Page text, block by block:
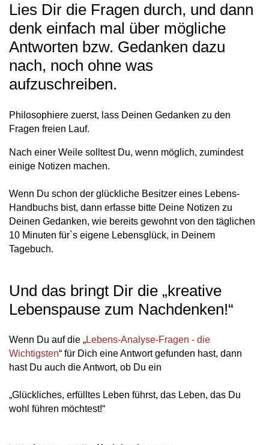
Lies Dir die Fragen durch, und dann
denk einfach mal über mögliche
Antworten bzw. Gedanken dazu
nach, noch ohne was
aufzuschreiben.
Philosophiere zuerst, lass Deinen Gedanken zu den
Fragen freien Lauf.
Nach einer Weile solltest Du, wenn möglich, zumindest
einige Notizen machen.
Wenn Du schon der glückliche Besitzer eines Lebens-
Handbuchs bist, dann erfasse bitte Deine Notizen zu
Deinen Gedanken, wie bereits gewohnt von den täglichen
10 Minuten für`s eigene Lebensglück, in Deinem
Tagebuch.
Und das bringt Dir die „kreative
Lebenspause zum Nachdenken!“
Wenn Du auf die „Lebens-Analyse-Fragen - die
Wichtigsten“ für Dich eine Antwort gefunden hast, dann
hast Du auch die Antwort, ob Du ein
„Glückliches, erfülltes Leben führst, das Leben, das Du
wohl führen möchtest!“